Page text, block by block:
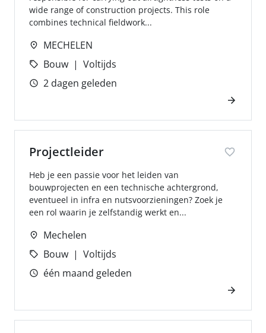
wide range of construction projects. This role
combines technical fieldwork...
MECHELEN
Bouw
Voltijds
2 dagen geleden
Projectleider
Heb je een passie voor het leiden van
bouwprojecten en een technische achtergrond,
eventueel in infra en nutsvoorzieningen? Zoek je
een rol waarin je zelfstandig werkt en...
Mechelen
Bouw
Voltijds
één maand geleden